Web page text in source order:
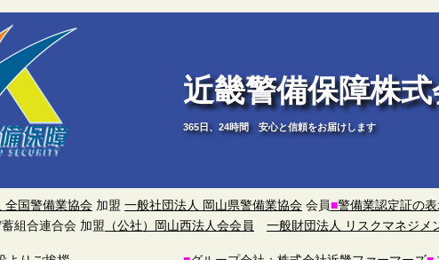
近畿警備保障株
365日、24時間 安心と信頼をお届けします
全国警備業協会 加盟 一般社団法人 岡山県警備業協会 会員■警備業認定証の
組合連合会 加盟 （公社）岡山西法人会会員 一般財団法人 リスクマネジメ